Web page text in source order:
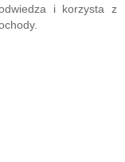
i korzysta z